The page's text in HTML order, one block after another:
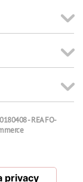
- REA FO-
privacy